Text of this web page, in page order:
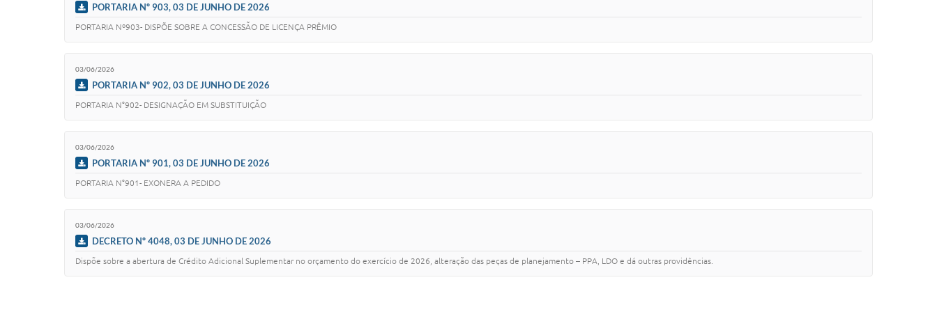
PORTARIA Nº 903, 03 DE JUNHO DE 2026
PORTARIA Nº903- DISPÕE SOBRE A CONCESSÃO DE LICENÇA PRÊMIO
03/06/2026
PORTARIA Nº 902, 03 DE JUNHO DE 2026
PORTARIA N°902- DESIGNAÇÃO EM SUBSTITUIÇÃO
03/06/2026
PORTARIA Nº 901, 03 DE JUNHO DE 2026
PORTARIA N°901- EXONERA A PEDIDO
03/06/2026
DECRETO Nº 4048, 03 DE JUNHO DE 2026
Dispõe sobre a abertura de Crédito Adicional Suplementar no orçamento do exercício de 2026, alteração das peças de planejamento – PPA, LDO e dá outras providências.